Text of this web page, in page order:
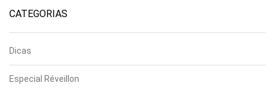
CATEGORIAS
Dicas
Especial Réveillon